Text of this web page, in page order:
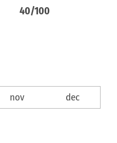
40/100
nov dec